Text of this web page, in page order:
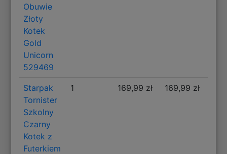
Obuwie
Złoty
Kotek
Gold
Unicorn
529469
Starpak
Tornister
Szkolny
Czarny
Kotek z
Futerkiem
1 169,99 zł 169,99 zł